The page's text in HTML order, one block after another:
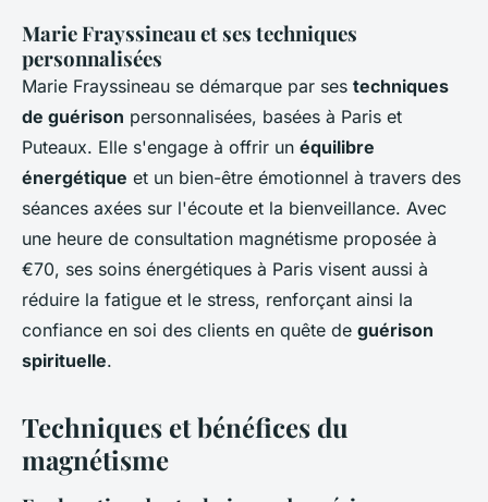
Marie Frayssineau et ses techniques
personnalisées
Marie Frayssineau se démarque par ses techniques
de guérison personnalisées, basées à Paris et
Puteaux. Elle s'engage à offrir un équilibre
énergétique et un bien-être émotionnel à travers des
séances axées sur l'écoute et la bienveillance. Avec
une heure de consultation magnétisme proposée à
€70, ses soins énergétiques à Paris visent aussi à
réduire la fatigue et le stress, renforçant ainsi la
confiance en soi des clients en quête de guérison
spirituelle.
Techniques et bénéfices du
magnétisme